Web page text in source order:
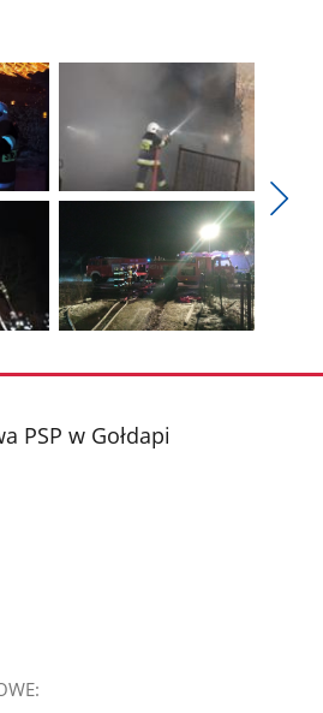
Pokaż
z
galerii.
zdjęcie
galerii.
PSP w Gołdapi